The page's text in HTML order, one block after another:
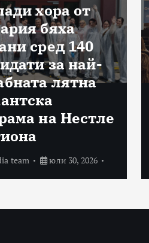
хора от
бяха
сред 140
за най-
лятна
на Нестле
team юли 30, 2026